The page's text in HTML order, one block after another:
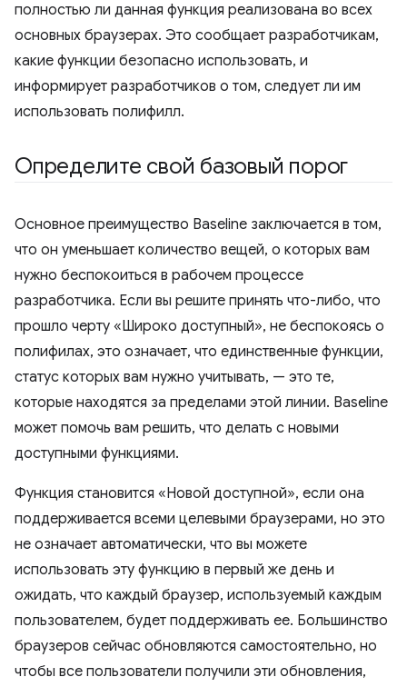
полностью ли данная функция реализована во всех
основных браузерах. Это сообщает разработчикам,
какие функции безопасно использовать, и
информирует разработчиков о том, следует ли им
использовать полифилл.
Определите свой базовый порог
Основное преимущество Baseline заключается в том,
что он уменьшает количество вещей, о которых вам
нужно беспокоиться в рабочем процессе
разработчика. Если вы решите принять что-либо, что
прошло черту «Широко доступный», не беспокоясь о
полифилах, это означает, что единственные функции,
статус которых вам нужно учитывать, — это те,
которые находятся за пределами этой линии. Baseline
может помочь вам решить, что делать с новыми
доступными функциями.
Функция становится «Новой доступной», если она
поддерживается всеми целевыми браузерами, но это
не означает автоматически, что вы можете
использовать эту функцию в первый же день и
ожидать, что каждый браузер, используемый каждым
пользователем, будет поддерживать ее. Большинство
браузеров сейчас обновляются самостоятельно, но
чтобы все пользователи получили эти обновления,